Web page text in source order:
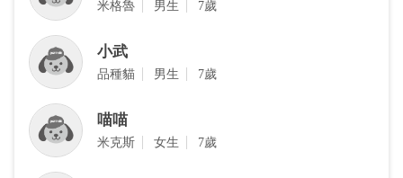
米格魯 男生 7歲
小武
品種貓 男生 7歲
喵喵
米克斯 女生 7歲